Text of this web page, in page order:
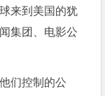
来到美国的犹
集团、电影公
们控制的公